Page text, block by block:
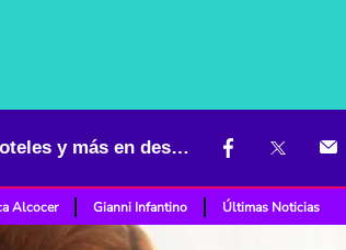
Black Friday de viajes en Colombia: ¿dónde comprar tiquetes, hoteles y más en descuento?
Alcocer Gianni Infantino Últimas Noticias